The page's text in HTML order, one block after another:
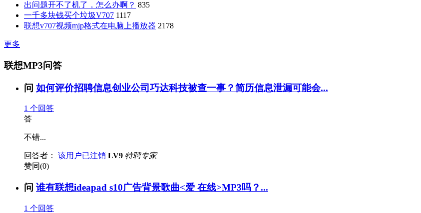
出问题开不了机了，怎么办啊？ 835
一千多块钱买个垃圾V707 1117
联想v707视频mjp格式在电脑上播放器 2178
更多
联想MP3问答
问 如何评价招聘信息创业公司巧达科技被查一事？简历信息泄漏可能会...
1 个回答
答
不错...
回答者： 该用户已注销 LV9 特聘专家
赞同(0)
问 谁有联想ideapad s10广告背景歌曲<爱 在线>MP3吗？...
1 个回答